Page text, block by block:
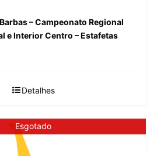
– Campeonato Regional
e Interior Centro – Estafetas
Detalhes
Esgotado